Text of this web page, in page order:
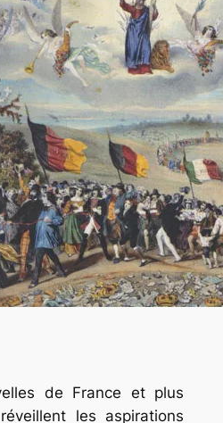
de France et plus
les aspirations